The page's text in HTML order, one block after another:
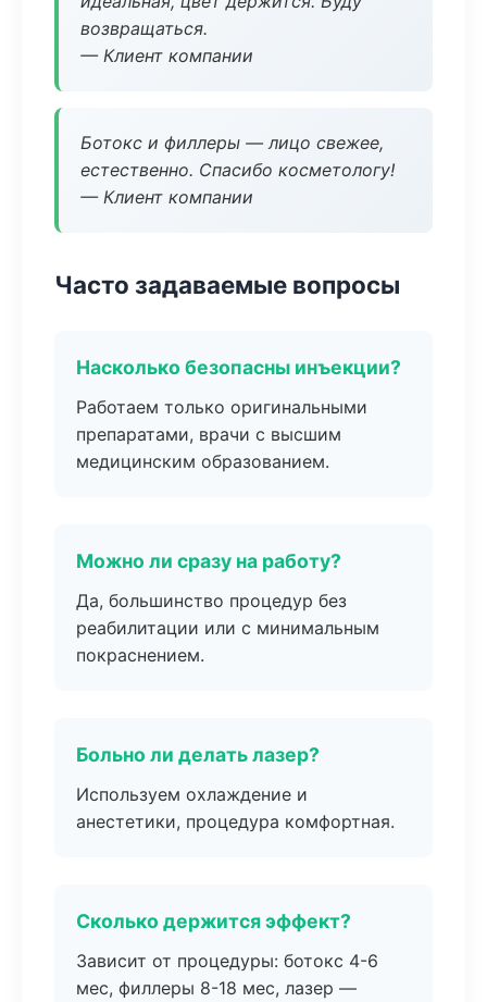
возвращаться.
— Клиент компании
Ботокс и филлеры — лицо свежее,
естественно. Спасибо косметологу!
— Клиент компании
Часто задаваемые вопросы
Насколько безопасны инъекции?
Работаем только оригинальными
препаратами, врачи с высшим
медицинским образованием.
Можно ли сразу на работу?
Да, большинство процедур без
реабилитации или с минимальным
покраснением.
Больно ли делать лазер?
Используем охлаждение и
анестетики, процедура комфортная.
Сколько держится эффект?
Зависит от процедуры: ботокс 4-6
мес, филлеры 8-18 мес, лазер —